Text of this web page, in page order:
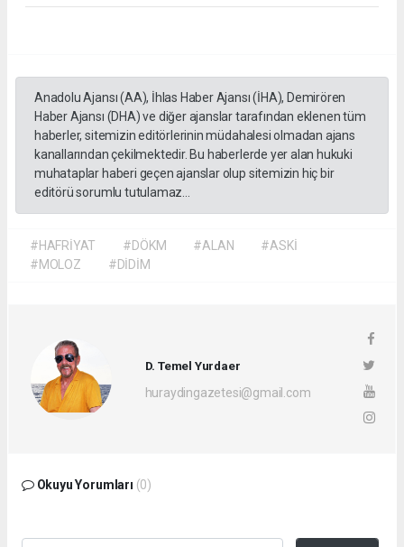
Anadolu Ajansı (AA), İhlas Haber Ajansı (İHA), Demirören
Haber Ajansı (DHA) ve diğer ajanslar tarafından eklenen tüm
haberler, sitemizin editörlerinin müdahalesi olmadan ajans
kanallarından çekilmektedir. Bu haberlerde yer alan hukuki
muhataplar haberi geçen ajanslar olup sitemizin hiç bir
editörü sorumlu tutulamaz...
#HAFRİYAT #DÖKM #ALAN
#ASKİ
#MOLOZ
#DİDİM
D. Temel Yurdaer
huraydingazetesi@gmail.com
Okuyu Yorumları (0)